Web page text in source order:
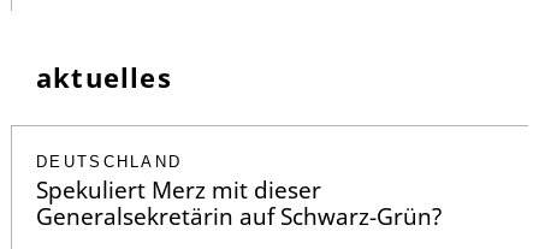
aktuelles
DEUTSCHLAND
Spekuliert Merz mit dieser
Generalsekretärin auf Schwarz-Grün?